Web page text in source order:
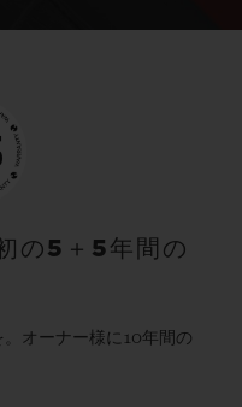
の5＋5年間の
オーナー様に10年間の